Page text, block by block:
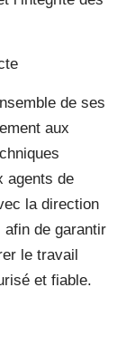
de ses
aux
agents de
la direction
afin de garantir
le travail
et fiable.